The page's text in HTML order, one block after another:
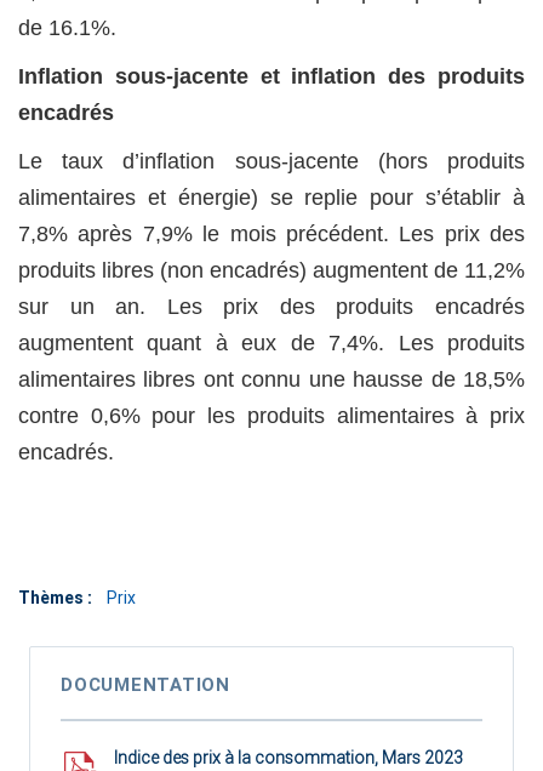
de 16.1%.
Inflation sous-jacente et inflation des produits
encadrés
Le taux d’inflation sous-jacente (hors produits
alimentaires et énergie) se replie pour s’établir à
7,8% après 7,9% le mois précédent. Les prix des
produits libres (non encadrés) augmentent de 11,2%
sur un an. Les prix des produits encadrés
augmentent quant à eux de 7,4%. Les produits
alimentaires libres ont connu une hausse de 18,5%
contre 0,6% pour les produits alimentaires à prix
encadrés.
Thèmes : Prix
DOCUMENTATION
Indice des prix à la consommation, Mars 2023